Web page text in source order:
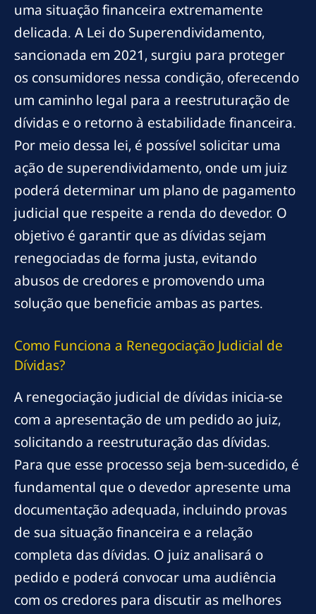
uma situação financeira extremamente
delicada. A Lei do Superendividamento,
sancionada em 2021, surgiu para proteger
os consumidores nessa condição, oferecendo
um caminho legal para a reestruturação de
dívidas e o retorno à estabilidade financeira.
Por meio dessa lei, é possível solicitar uma
ação de superendividamento, onde um juiz
poderá determinar um plano de pagamento
judicial que respeite a renda do devedor. O
objetivo é garantir que as dívidas sejam
renegociadas de forma justa, evitando
abusos de credores e promovendo uma
solução que beneficie ambas as partes.
Como Funciona a Renegociação Judicial de
Dívidas?
A renegociação judicial de dívidas inicia-se
com a apresentação de um pedido ao juiz,
solicitando a reestruturação das dívidas.
Para que esse processo seja bem-sucedido, é
fundamental que o devedor apresente uma
documentação adequada, incluindo provas
de sua situação financeira e a relação
completa das dívidas. O juiz analisará o
pedido e poderá convocar uma audiência
com os credores para discutir as melhores